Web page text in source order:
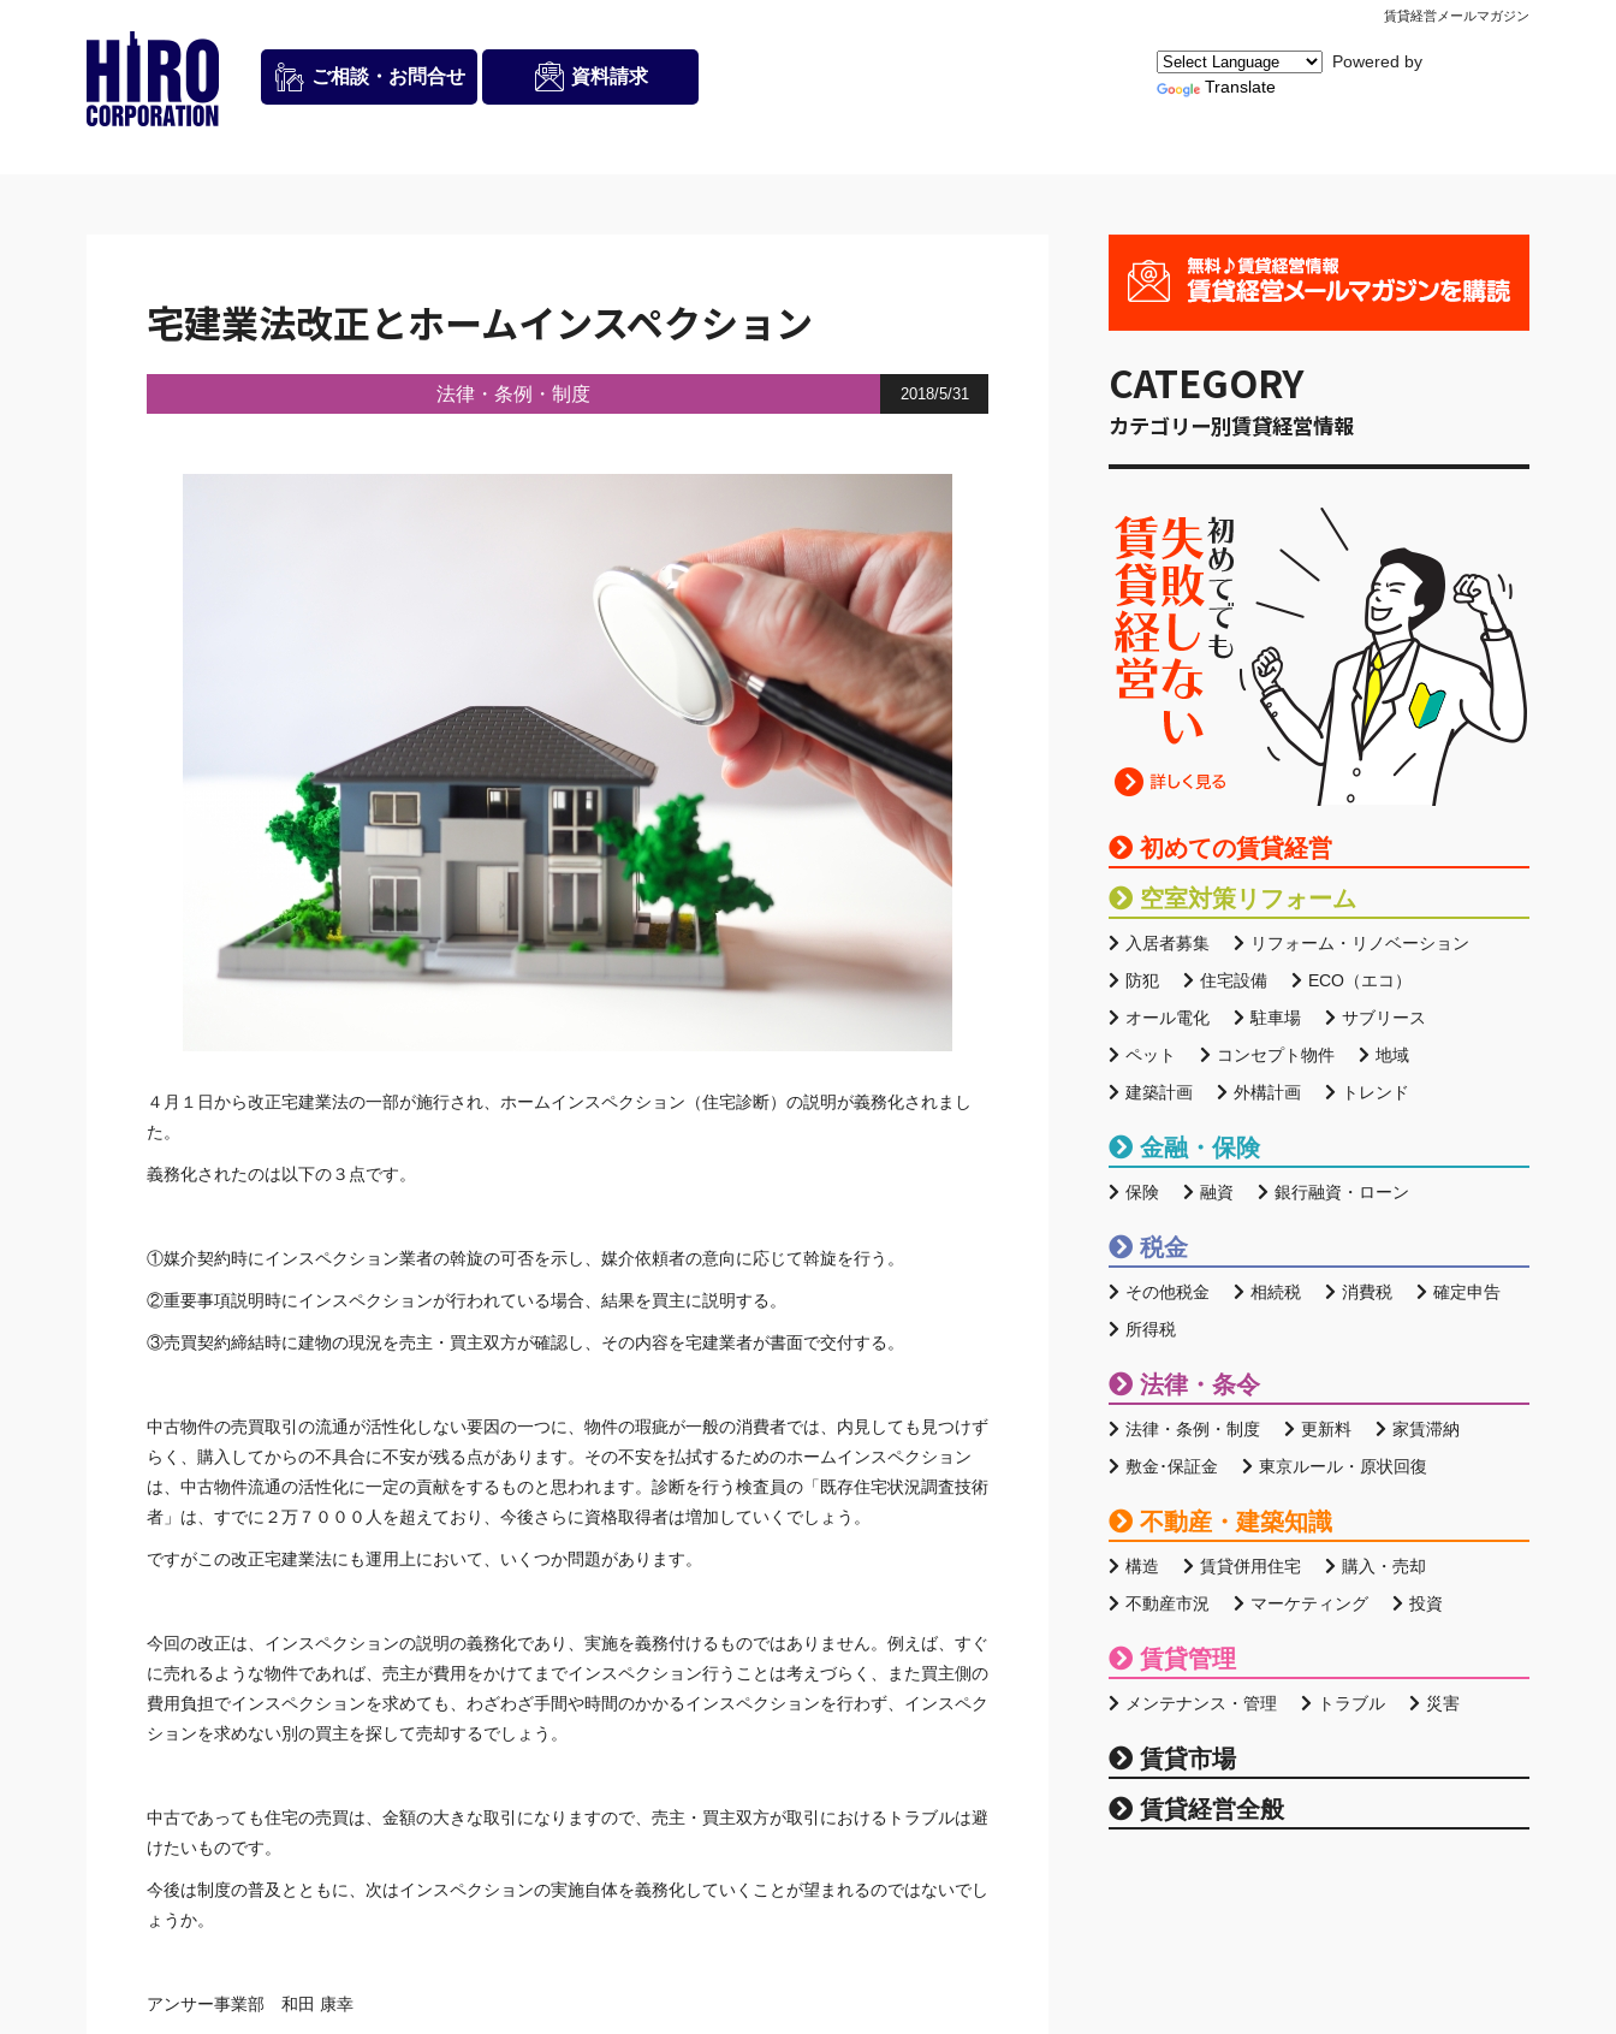
賃貸経営メールマガジン
ご相談・ お問合せ 資料請求
Powered by
Translate
宅建業法改正とホームインスペクション
法律・条例・制度 2018/5/31
４月１日から改正宅建業法の一部が施行され、ホームインスペクション（住宅診断）の説明が義務化されまし
た。
義務化されたのは以下の３点です。
①媒介契約時にインスペクション業者の斡旋の可否を示し、媒介依頼者の意向に応じて斡旋を行う。
②重要事項説明時にインスペクションが行われている場合、結果を買主に説明する。
③売買契約締結時に建物の現況を売主・買主双方が確認し、その内容を宅建業者が書面で交付する。
中古物件の売買取引の流通が活性化しない要因の一つに、物件の瑕疵が一般の消費者では、内見しても見つけず
らく、購入してからの不具合に不安が残る点があります。その不安を払拭するためのホームインスペクション
は、中古物件流通の活性化に一定の貢献をするものと思われます。診断を行う検査員の「既存住宅状況調査技術
者」は、すでに２万７０００人を超えており、今後さらに資格取得者は増加していくでしょう。
ですがこの改正宅建業法にも運用上において、いくつか問題があります。
今回の改正は、インスペクションの説明の義務化であり、実施を義務付けるものではありません。例えば、すぐ
に売れるような物件であれば、売主が費用をかけてまでインスペクション行うことは考えづらく、また買主側の
費用負担でインスペクションを求めても、わざわざ手間や時間のかかるインスペクションを行わず、インスペク
ションを求めない別の買主を探して売却するでしょう。
中古であっても住宅の売買は、金額の大きな取引になりますので、売主・買主双方が取引におけるトラブルは避
けたいものです。
今後は制度の普及とともに、次はインスペクションの実施自体を義務化していくことが望まれるのではないでし
ょうか。
アンサー事業部 和田 康幸
CATEGORY
カテゴリー別賃貸経営情報
初めての賃貸経営
空室対策リフォーム
入居者募集
リフォーム・リノベーション
防犯
住宅設備
ECO（エコ）
オール電化
駐車場
サブリース
ペット
コンセプト物件
地域
建築計画
外構計画 トレンド
金融・保険
保険 融資 銀行融資・ローン
税金
その他税金 相続税 消費税
確定申告
所得税
法律・条令
法律・条例・制度 更新料
家賃滞納
敷金･保証金
東京ルール・原状回復
不動産・建築知識
構造 賃貸併用住宅
購入・売却
不動産市況
マーケティング 投資
賃貸管理
メンテナンス・管理 トラブル 災害
賃貸市場
賃貸経営全般